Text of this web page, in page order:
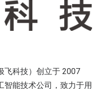
飞科技）创立于 2007
智能技术公司，致力于用